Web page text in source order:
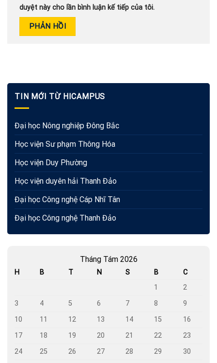
duyệt này cho lần bình luận kế tiếp của tôi.
TIN MỚI TỪ HICAMPUS
Đại học Nông nghiệp Đông Bắc
Học viện Sư phạm Thông Hóa
Học viện Duy Phường
Học viện duyên hải Thanh Đảo
Đại học Công nghệ Cáp Nhĩ Tân
Đại học Công nghệ Thanh Đảo
Tháng Tám 2026
H B T N S B
C
1
2
3
4 5 6 7 8
9
10
11 12 13 14 15
16
17
18 19 20 21 22
23
24
25 26 27 28 29
30